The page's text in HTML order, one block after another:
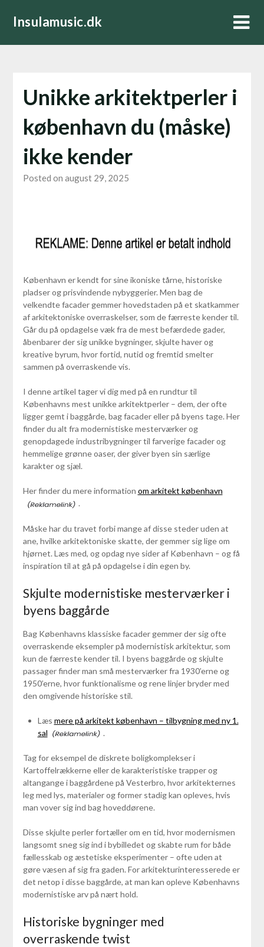
Insulamusic.dk
Unikke arkitektperler i
københavn du (måske)
ikke kender
Posted on august 29, 2025
København er kendt for sine ikoniske tårne, historiske
pladser og prisvindende nybyggerier. Men bag de
velkendte facader gemmer hovedstaden på et skatkammer
af arkitektoniske overraskelser, som de færreste kender til.
Går du på opdagelse væk fra de mest befærdede gader,
åbenbarer der sig unikke bygninger, skjulte haver og
kreative byrum, hvor fortid, nutid og fremtid smelter
sammen på overraskende vis.
I denne artikel tager vi dig med på en rundtur til
Københavns mest unikke arkitektperler – dem, der ofte
ligger gemt i baggårde, bag facader eller på byens tage. Her
finder du alt fra modernistiske mesterværker og
genopdagede industribygninger til farverige facader og
hemmelige grønne oaser, der giver byen sin særlige
karakter og sjæl.
Her finder du mere information om arkitekt københavn
.
Måske har du travet forbi mange af disse steder uden at
ane, hvilke arkitektoniske skatte, der gemmer sig lige om
hjørnet. Læs med, og opdag nye sider af København – og få
inspiration til at gå på opdagelse i din egen by.
Skjulte modernistiske mesterværker i
byens baggårde
Bag Københavns klassiske facader gemmer der sig ofte
overraskende eksempler på modernistisk arkitektur, som
kun de færreste kender til. I byens baggårde og skjulte
passager finder man små mesterværker fra 1930’erne og
1950’erne, hvor funktionalisme og rene linjer bryder med
den omgivende historiske stil.
Læs mere på arkitekt københavn – tilbygning med ny 1.
sal
.
Tag for eksempel de diskrete boligkomplekser i
Kartoffelrækkerne eller de karakteristiske trapper og
altangange i baggårdene på Vesterbro, hvor arkitekternes
leg med lys, materialer og former stadig kan opleves, hvis
man vover sig ind bag hoveddørene.
Disse skjulte perler fortæller om en tid, hvor modernismen
langsomt sneg sig ind i bybilledet og skabte rum for både
fællesskab og æstetiske eksperimenter – ofte uden at
gøre væsen af sig fra gaden. For arkitekturinteresserede er
det netop i disse baggårde, at man kan opleve Københavns
modernistiske arv på nært hold.
Historiske bygninger med
overraskende twist